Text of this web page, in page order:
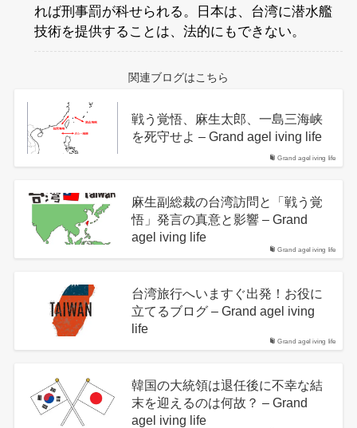
れば刑事罰が科せられる。日本は、台湾に潜水艦
技術を提供することは、法的にもできない。
関連ブログはこちら
Grand agel iving life
戦う覚悟、麻生太郎、一島三海峡
を死守せよ – Grand agel iving life
Grand agel iving life
麻生副総裁の台湾訪問と「戦う覚
悟」発言の真意と影響 – Grand
agel iving life
Grand agel iving life
台湾旅行へいますぐ出発！お役に
立てるブログ – Grand agel iving
life
韓国の大統領は退任後に不幸な結
末を迎えるのは何故？ – Grand
agel iving life